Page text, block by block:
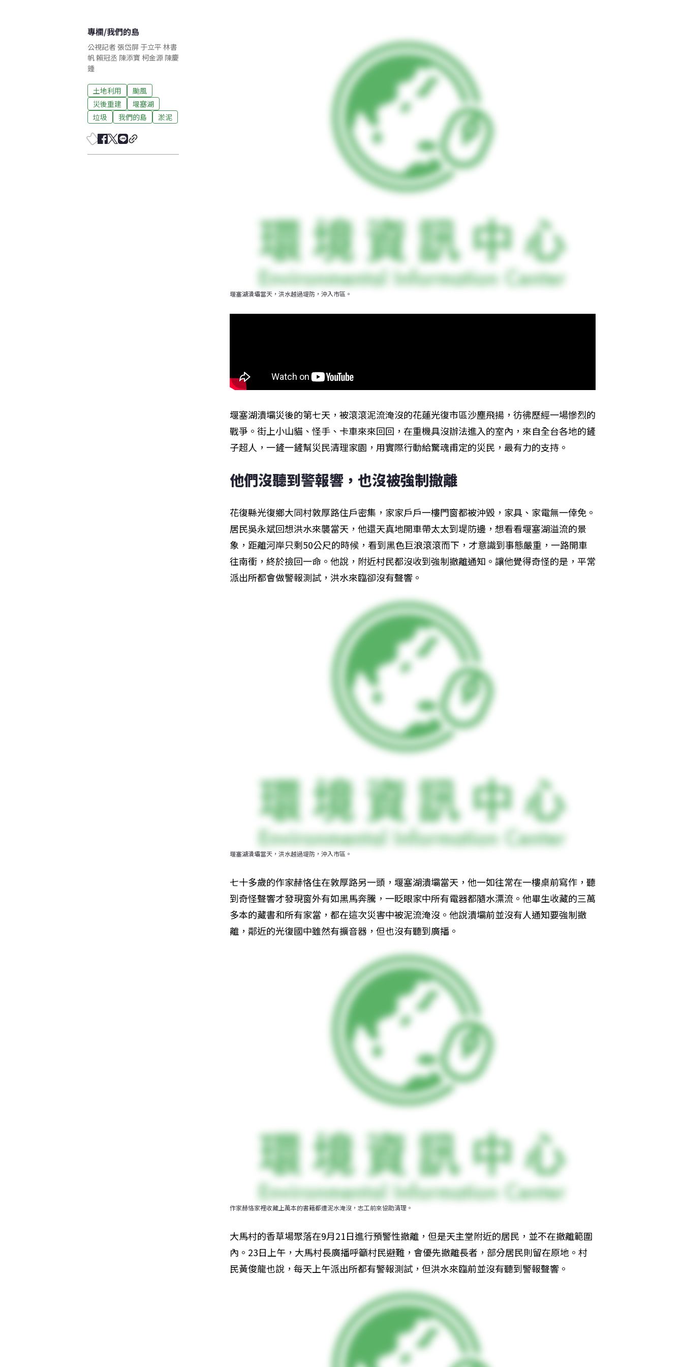
專欄/我們的島
公視記者 張岱屏 于立平 林書
帆 賴冠丞 陳添寶 柯金源 陳慶
鍾
土地利用
颱風
災後重建
堰塞湖
垃圾
我們的島 淤泥
堰塞湖潰壩當天，洪水越過堤防，沖入市區。
堰塞湖潰壩災後的第七天，被滾滾泥流淹沒的花蓮光復市區沙塵飛揚，彷彿歷經一場慘烈的
戰爭。街上小山貓、怪手、卡車來來回回，在重機具沒辦法進入的室內，來自全台各地的鏟
子超人，一鏟一鏟幫災民清理家園，用實際行動給驚魂甫定的災民，最有力的支持。
他們沒聽到警報響，也沒被強制撤離
花復縣光復鄉大同村敦厚路住戶密集，家家戶戶一樓門窗都被沖毀，家具、家電無一倖免。
居民吳永斌回想洪水來襲當天，他還天真地開車帶太太到堤防邊，想看看堰塞湖溢流的景
象，距離河岸只剩50公尺的時候，看到黑色巨浪滾滾而下，才意識到事態嚴重，一路開車
往南衝，終於撿回一命。他說，附近村民都沒收到強制撤離通知。讓他覺得奇怪的是，平常
派出所都會做警報測試，洪水來臨卻沒有聲響。
堰塞湖潰壩當天，洪水越過堤防，沖入市區。
七十多歲的作家赫恪住在敦厚路另一頭，堰塞湖潰壩當天，他一如往常在一樓桌前寫作，聽
到奇怪聲響才發現窗外有如黑馬奔騰，一眨眼家中所有電器都隨水漂流。他畢生收藏的三萬
多本的藏書和所有家當，都在這次災害中被泥流淹沒。他說潰壩前並沒有人通知要強制撤
離，鄰近的光復國中雖然有擴音器，但也沒有聽到廣播。
作家赫恪家裡收藏上萬本的書籍都遭泥水淹沒，志工前來協助清理。
大馬村的香草場聚落在9月21日進行預警性撤離，但是天主堂附近的居民，並不在撤離範圍
內。23日上午，大馬村長廣播呼籲村民避難，會優先撤離長者，部分居民則留在原地。村
民黃俊龍也說，每天上午派出所都有警報測試，但洪水來臨前並沒有聽到警報聲響。